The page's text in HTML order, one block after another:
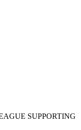
SUPPORTING